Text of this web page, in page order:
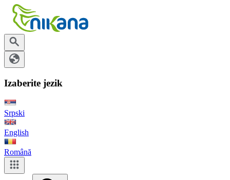
Izaberite jezik
Srpski
English
Română